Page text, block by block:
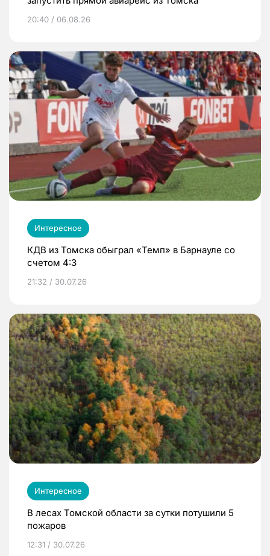
20:40 / 06.08.26
Интересное
КДВ из Томска обыграл «Темп» в Барнауле со
счетом 4:3
21:32 / 30.07.26
Интересное
В лесах Томской области за сутки потушили 5
пожаров
12:31 / 30.07.26